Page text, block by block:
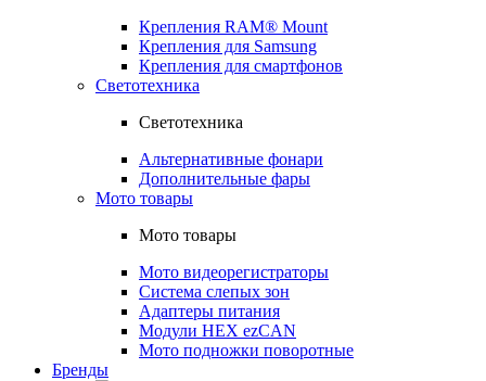
Крепления RAM® Mount
Крепления для Samsung
Крепления для смартфонов
Светотехника
Светотехника
Альтернативные фонари
Дополнительные фары
Мото товары
Мото товары
Мото видеорегистраторы
Система слепых зон
Адаптеры питания
Модули HEX ezCAN
Мото подножки поворотные
Бренды